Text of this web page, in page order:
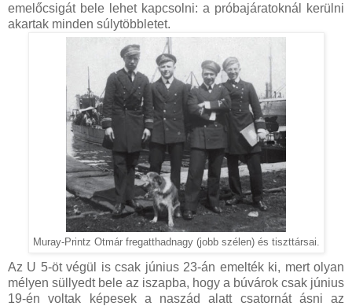
emelőcsigát bele lehet kapcsolni: a próbajáratoknál kerülni
akartak minden súlytöbbletet.
Muray-Printz Otmár fregatthadnagy (jobb szélen) és tiszttársai.
Az U 5-öt végül is csak június 23-án emelték ki, mert olyan
mélyen süllyedt bele az iszapba, hogy a búvárok csak június
19-én voltak képesek a naszád alatt csatornát ásni az